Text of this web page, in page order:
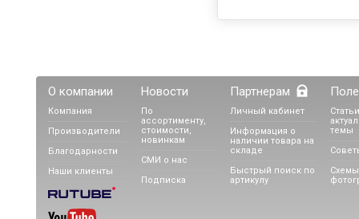
О компании
Компания
Производители
Благодарности
Наши клиенты
Новости
По
ассортименту,
стоимости,
новинкам
СМИ о нас
Подписка
Партнерам
Личный кабинет
Информация о
наличии товара на
складе
Быстрый поиск по
артикулу
темы